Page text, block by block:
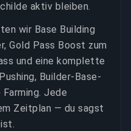
aktiv bleiben.
wir Base Building
Gold Pass Boost zum
und eine komplette
Builder-Base-
Jede
Zeitplan — du sagst